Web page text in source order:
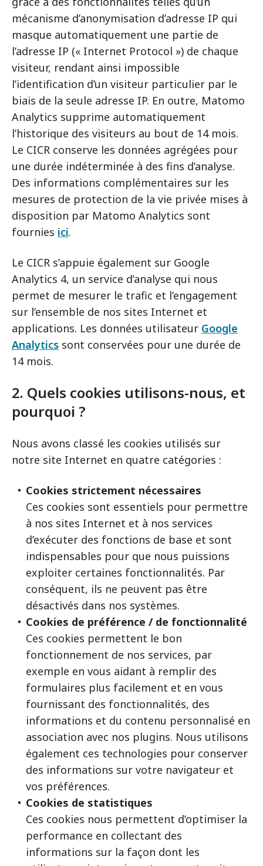
mécanisme d’anonymisation d’adresse IP qui
masque automatiquement une partie de
l’adresse IP (« Internet Protocol ») de chaque
visiteur, rendant ainsi impossible
l’identification d’un visiteur particulier par le
biais de la seule adresse IP. En outre, Matomo
Analytics supprime automatiquement
l’historique des visiteurs au bout de 14 mois.
Le CICR conserve les données agrégées pour
une durée indéterminée à des fins d’analyse.
Des informations complémentaires sur les
mesures de protection de la vie privée mises à
disposition par Matomo Analytics sont
fournies ici.
Le CICR s’appuie également sur Google
Analytics 4, un service d’analyse qui nous
permet de mesurer le trafic et l’engagement
sur l’ensemble de nos sites Internet et
applications. Les données utilisateur Google
Analytics sont conservées pour une durée de
14 mois.
2. Quels cookies utilisons-nous, et
pourquoi ?
Nous avons classé les cookies utilisés sur
notre site Internet en quatre catégories :
Cookies strictement nécessaires
Ces cookies sont essentiels pour permettre
à nos sites Internet et à nos services
d’exécuter des fonctions de base et sont
indispensables pour que nous puissions
exploiter certaines fonctionnalités. Par
conséquent, ils ne peuvent pas être
désactivés dans nos systèmes.
Cookies de préférence / de fonctionnalité
Ces cookies permettent le bon
fonctionnement de nos services, par
exemple en vous aidant à remplir des
formulaires plus facilement et en vous
fournissant des fonctionnalités, des
informations et du contenu personnalisé en
association avec nos plugins. Nous utilisons
également ces technologies pour conserver
des informations sur votre navigateur et
vos préférences.
Cookies de statistiques
Ces cookies nous permettent d’optimiser la
performance en collectant des
informations sur la façon dont les